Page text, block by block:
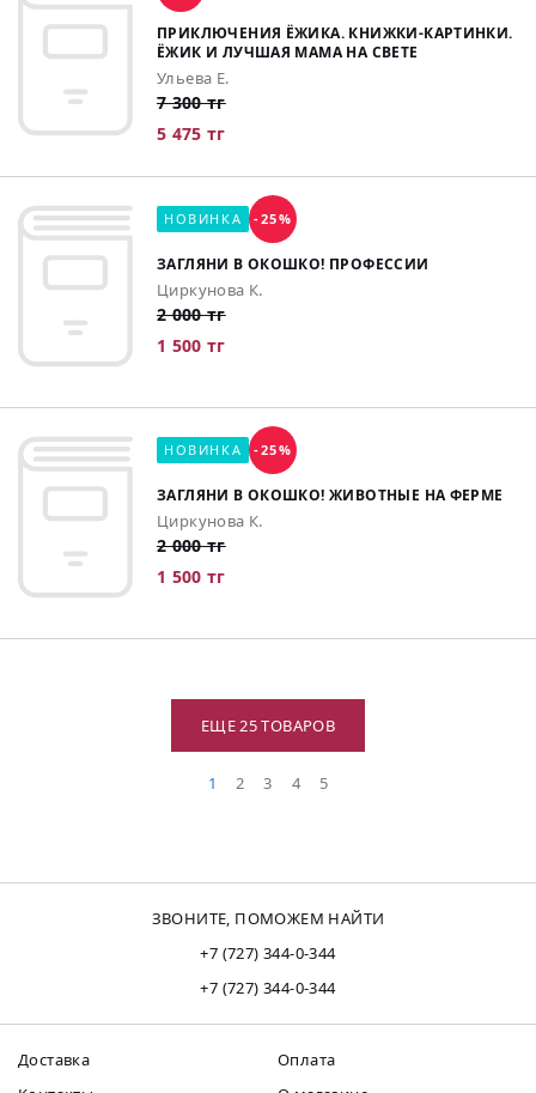
ПРИКЛЮЧЕНИЯ ЁЖИКА. КНИЖКИ-КАРТИНКИ.
ЁЖИК И ЛУЧШАЯ МАМА НА СВЕТЕ
Ульева Е.
7 300 тг
5 475 тг
НОВИНКА -25%
ЗАГЛЯНИ В ОКОШКО! ПРОФЕССИИ
Циркунова К.
2 000 тг
1 500 тг
НОВИНКА -25%
ЗАГЛЯНИ В ОКОШКО! ЖИВОТНЫЕ НА ФЕРМЕ
Циркунова К.
2 000 тг
1 500 тг
ЕЩЕ 25 ТОВАРОВ
1 2 3 4 5
ЗВОНИТЕ, ПОМОЖЕМ НАЙТИ
+7 (727) 344-0-344
+7 (727) 344-0-344
Доставка
Оплата